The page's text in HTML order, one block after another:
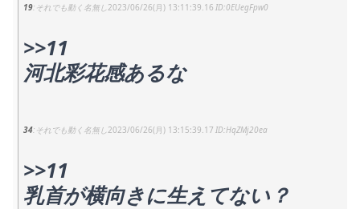
19 それでも動く名無し 2023/06/26(月) 13:11:39.16 0EUegFpw0
>>11
河北彩花感あるな
34 それでも動く名無し 2023/06/26(月) 13:15:39.17 HqZMj20ea
>>11
乳首が横向きに生えてない？